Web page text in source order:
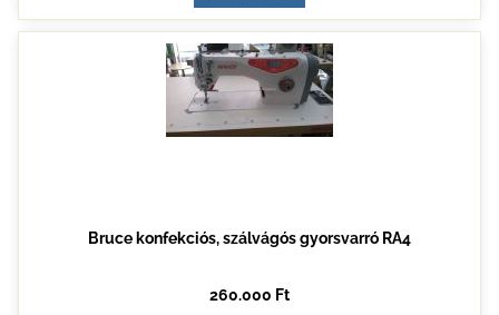
Bruce konfekciós, szálvágós gyorsvarró RA4
260.000 Ft